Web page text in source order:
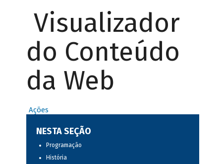
Visualizador
do Conteúdo
da Web
Ações
NESTA SEÇÃO
Programação
História